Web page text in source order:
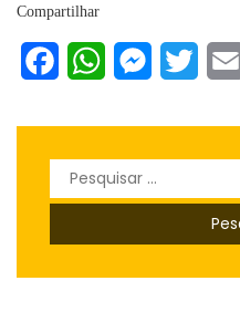
Compartilhar
FacebookWhatsAppMessenger
Twitter
Pesquisar